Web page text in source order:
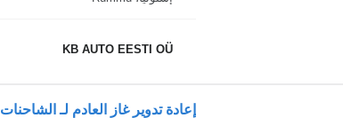
KB AUTO EESTI OÜ
إعادة تدوير غاز العادم لـ الشاحنات Mercedes-Benz Econic (1998-2014)